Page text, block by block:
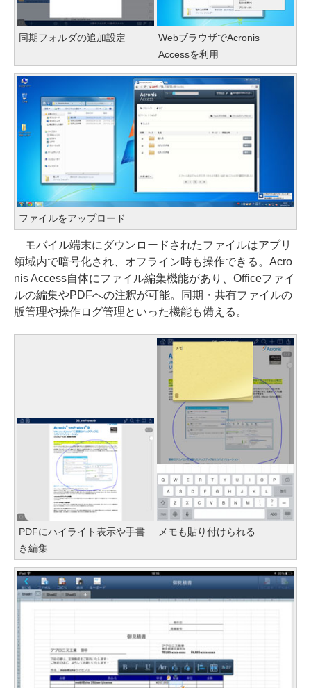
同期フォルダの追加設定
WebブラウザでAcronis
Accessを利用
ファイルをアップロード
モバイル端末にダウンロードされたファイルはアプリ
領域内で暗号化され、オフライン時も操作できる。Acro
nis Access自体にファイル編集機能があり、Officeファイ
ルの編集やPDFへの注釈が可能。同期・共有ファイルの
版管理や操作ログ管理といった機能も備える。
PDFにハイライト表示や手書
き編集
メモも貼り付けられる